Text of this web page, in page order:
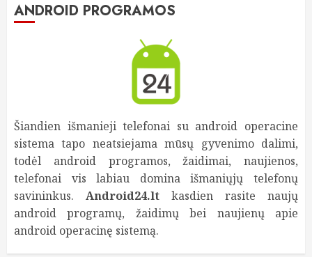
ANDROID PROGRAMOS
Šiandien išmanieji telefonai su android operacine
sistema tapo neatsiejama mūsų gyvenimo dalimi,
todėl android programos, žaidimai, naujienos,
telefonai vis labiau domina išmaniųjų telefonų
savininkus. Android24.lt kasdien rasite naujų
android programų, žaidimų bei naujienų apie
android operacinę sistemą.